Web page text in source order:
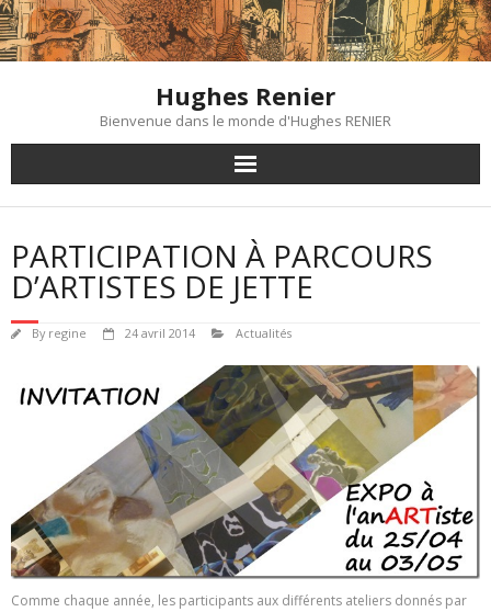
Skip
to
content
Hughes Renier
Bienvenue dans le monde d'Hughes RENIER
PARTICIPATION À PARCOURS
D’ARTISTES DE JETTE
By regine 24 avril 2014 Actualités
Comme chaque année, les participants aux différents ateliers donnés par